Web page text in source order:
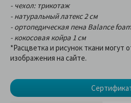
- чехол: трикотаж
- натуральный латекс 2 см
- ортопедическая пена Balance
- кокосовая койра 1 см
*Расцветка и рисунок ткани могут
изображения на сайте.